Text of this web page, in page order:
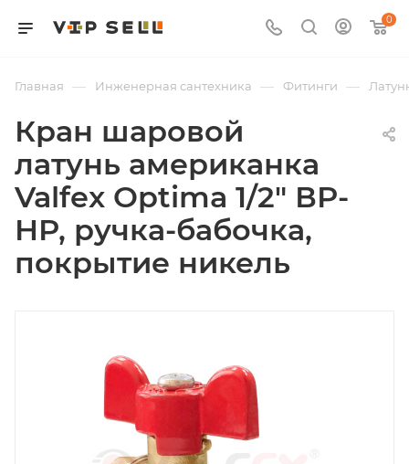
0
Главная — Инженерная сантехника — Фитинги —
Кран шаровой
латунь американка
Valfex Optima 1/2" ВР-
НР, ручка-бабочка,
покрытие никель